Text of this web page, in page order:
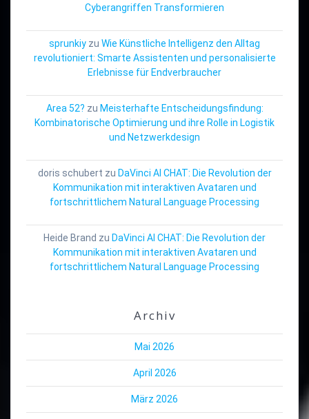
Cyberangriffen Transformieren
sprunkiy zu Wie Künstliche Intelligenz den Alltag
revolutioniert: Smarte Assistenten und personalisierte
Erlebnisse für Endverbraucher
Area 52? zu Meisterhafte Entscheidungsfindung:
Kombinatorische Optimierung und ihre Rolle in Logistik
und Netzwerkdesign
doris schubert zu DaVinci AI CHAT: Die Revolution der
Kommunikation mit interaktiven Avataren und
fortschrittlichem Natural Language Processing
Heide Brand zu DaVinci AI CHAT: Die Revolution der
Kommunikation mit interaktiven Avataren und
fortschrittlichem Natural Language Processing
Archiv
Mai 2026
April 2026
März 2026